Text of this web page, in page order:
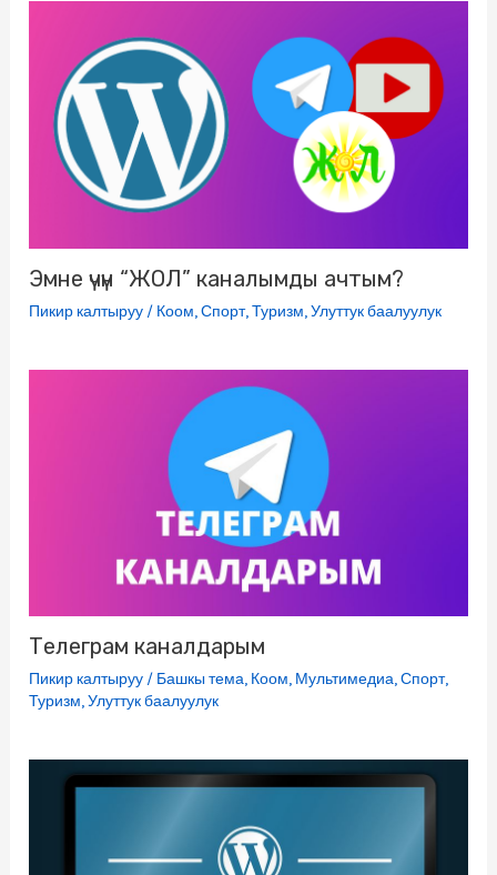
i
k
i
Эмне үчүн “ЖОЛ” каналымды ачтым?
Пикир калтыруу / Коом,Спорт,Туризм,Улуттук баалуулук
Телеграм каналдарым
Пикир калтыруу / Башкы тема, Коом, Мультимедиа,Спорт,
Туризм,Улуттук баалуулук